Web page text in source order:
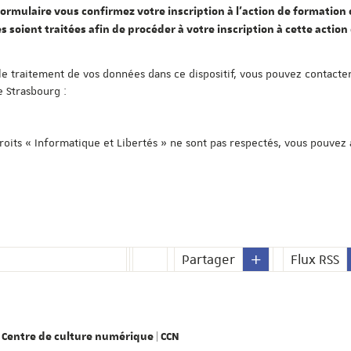
vous confirmez votre inscription à l'action de formation
soient traitées afin de procéder à votre inscription à cette action
de vos données dans ce dispositif, vous pouvez
Strasbourg :
« Informatique et Libertés » ne sont pas respectés, vous pouvez
Partager Flux RSS
Centre de culture numérique | CCN